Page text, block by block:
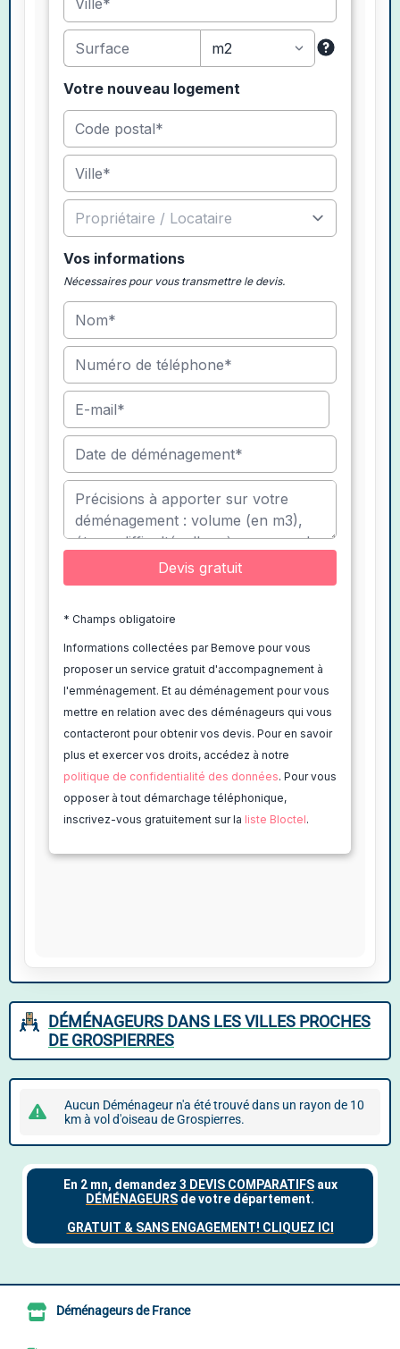
DÉMÉNAGEURS DANS LES VILLES PROCHES
DE GROSPIERRES
Aucun Déménageur n'a été trouvé dans un rayon de 10
km à vol d'oiseau de Grospierres.
Déménageurs de France